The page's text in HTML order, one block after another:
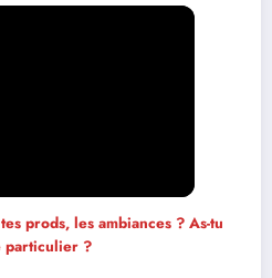
prods, les ambiances ? As-tu
particulier ?